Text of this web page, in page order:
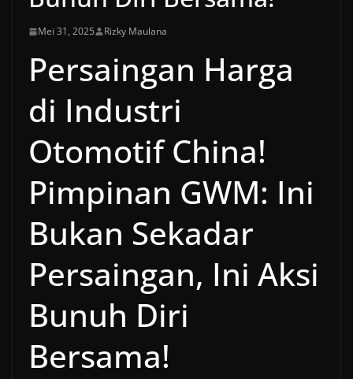
Mei 31, 2025 Rizky Maulana
Persaingan Harga
di Industri
Otomotif China!
Pimpinan GWM: Ini
Bukan Sekadar
Persaingan, Ini Aksi
Bunuh Diri
Bersama!